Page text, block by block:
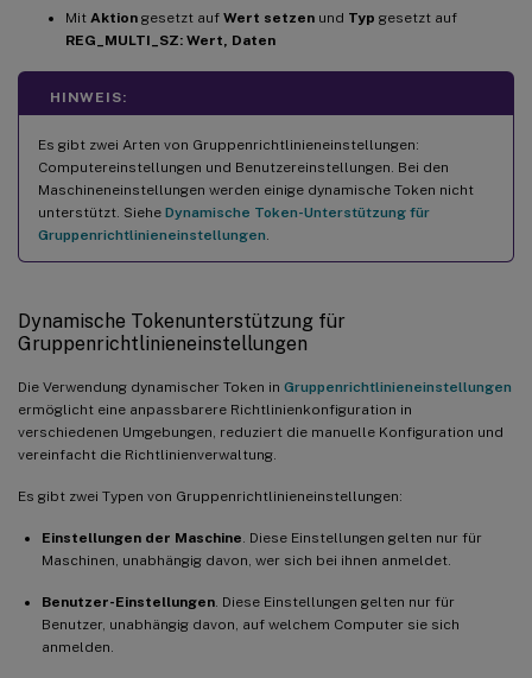
Mit Aktion gesetzt auf Wert setzen und Typ gesetzt auf
REG_MULTI_SZ: Wert, Daten
HINWEIS:
Es gibt zwei Arten von Gruppenrichtlinieneinstellungen:
Computereinstellungen und Benutzereinstellungen. Bei den
Maschineneinstellungen werden einige dynamische Token nicht
unterstützt. Siehe Dynamische Token-Unterstützung für
Gruppenrichtlinieneinstellungen
Dynamische Tokenunterstützung für
Gruppenrichtlinieneinstellungen
Die Verwendung dynamischer Token in Gruppenrichtlinieneinstellungen
ermöglicht eine anpassbarere Richtlinienkonfiguration in
verschiedenen Umgebungen, reduziert die manuelle Konfiguration und
vereinfacht die Richtlinienverwaltung.
Es gibt zwei Typen von Gruppenrichtlinieneinstellungen:
Einstellungen der Maschine . Diese Einstellungen gelten nur für
Maschinen, unabhängig davon, wer sich bei ihnen anmeldet.
Benutzer-Einstellungen . Diese Einstellungen gelten nur für
Benutzer, unabhängig davon, auf welchem Computer sie sich
anmelden.